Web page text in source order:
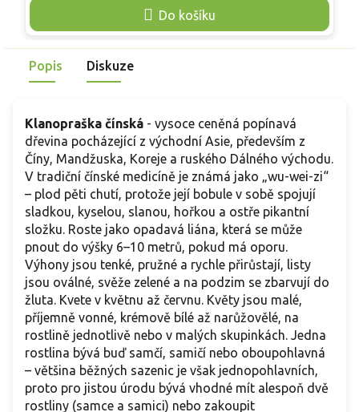
Do košíku
červené květy a bohaté, převislé hrozny šarlatových plodů,
což z ní činí luxusní vertikální prvek pro moderní i tradiční
jehož výhony se za pomoci opory ochotně šplhají do výšky 3
až 4 metrů. Celkový habitus perfektně dotvářejí menší,
žlutých odstínů. V průběhu května a června liána rozkvétá
nádhernými, sytě tmavě červenými květy pohárkovitého
tvaru, které elegantně převisají na dlouhých stopkách z
paždí listů a dodávají rostlině velmi dramatický vzhled.
Popis Diskuze
Klanopraška čínská - vysoce ceněná popínavá
dřevina pocházející z východní Asie, především z
Číny, Mandžuska, Koreje a ruského Dálného východu.
V tradiční čínské medicíně je známá jako „wu-wei-zi“
– plod pěti chutí, protože její bobule v sobě spojují
sladkou, kyselou, slanou, hořkou a ostře pikantní
složku. Roste jako opadavá liána, která se může
pnout do výšky 6–10 metrů, pokud má oporu.
Výhony jsou tenké, pružné a rychle přirůstají, listy
jsou oválné, svěže zelené a na podzim se zbarvují do
žluta. Kvete v květnu až červnu. Květy jsou malé,
příjemně vonné, krémově bílé až narůžovělé, na
rostlině jednotlivě nebo v malých skupinkách. Jedna
rostlina bývá buď samčí, samičí nebo oboupohlavná
– většina běžných sazenic je však jednopohlavních,
proto pro jistou úrodu bývá vhodné mít alespoň dvě
rostliny (samce a samici) nebo zakoupit